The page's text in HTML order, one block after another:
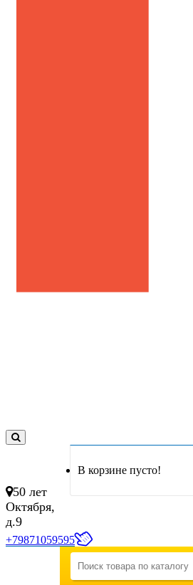
В корзине пусто!
50 лет
Октября,
д.9
+79871059595